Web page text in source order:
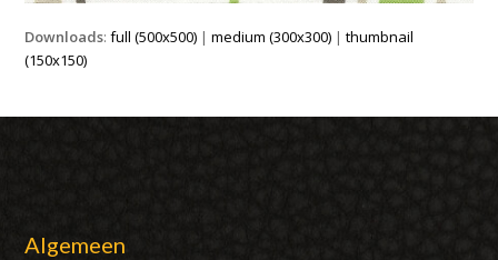
Downloads:full (500x500) |medium (300x300) |thumbnail
(150x150)
Algemeen